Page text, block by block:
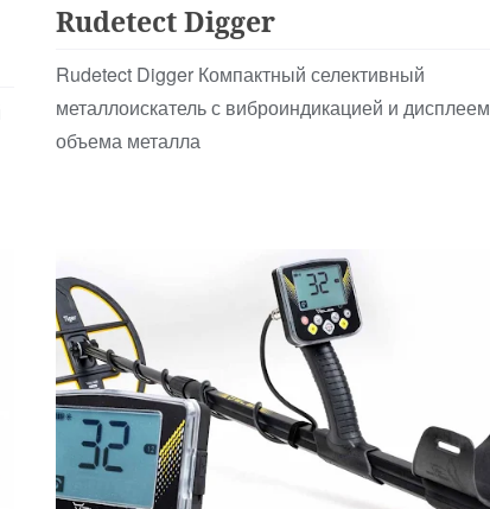
Rudetect Digger
Rudetect Digger Компактный селективный
металлоискатель с виброиндикацией и дисплеем
объема металла